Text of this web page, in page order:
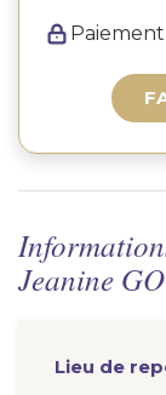
Paiement
Jeanine
Lieu de